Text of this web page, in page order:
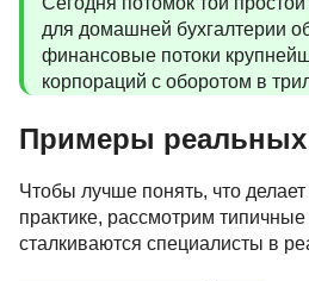
для домашней бухгалтерии
финансовые потоки
корпораций с оборотом в
Примеры реальных
Чтобы лучше понять, что
практике, рассмотрим
сталкиваются специалисты в